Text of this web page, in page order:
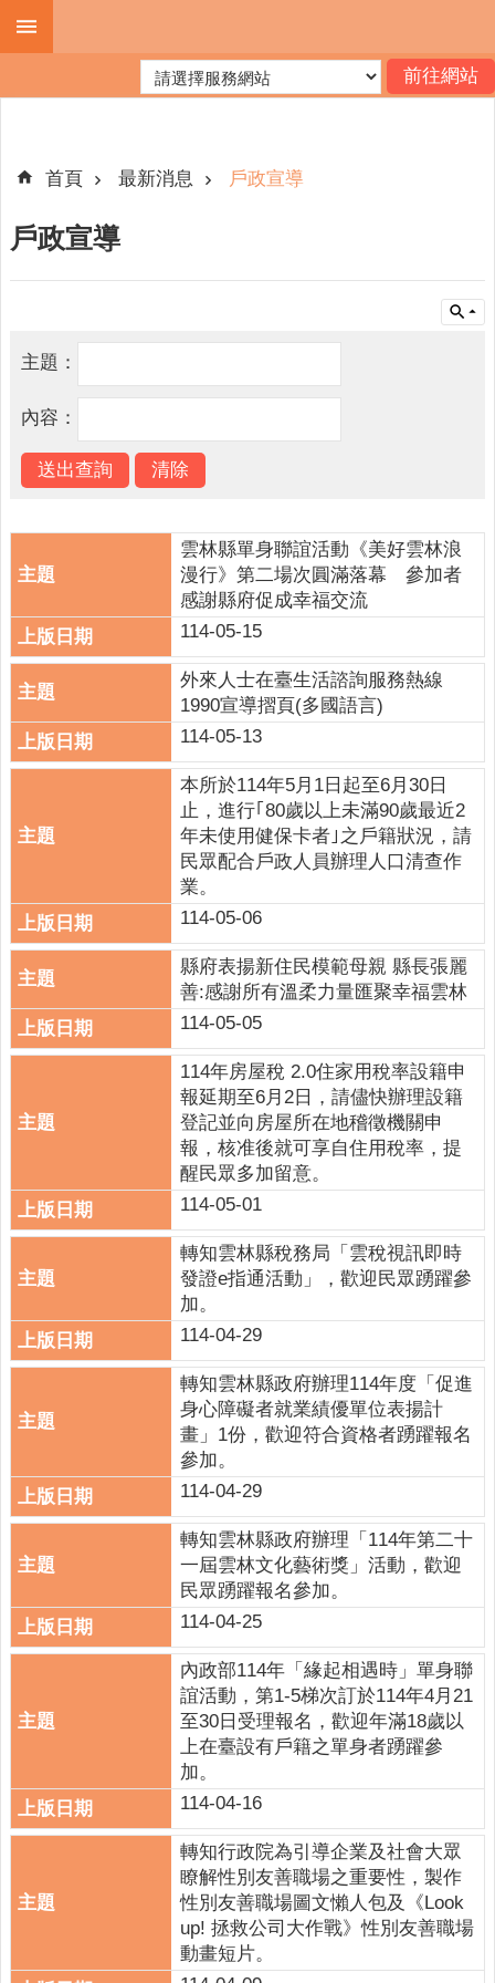
跳到主要內容區塊
階
關
便
服
務
計
最
新
消
息
公
開
專
區
民
意
交
流
關
網
導
檢
索
詢
關
連
林
縣
入
訊
網
私
護
首頁 最新消息 戶政宣導
戶政宣導
主題：
內容：
雲林縣單身聯誼活動《美好雲林浪
漫行》第二場次圓滿落幕 參加者
感謝縣府促成幸福交流
114-05-15
外來人士在臺生活諮詢服務熱線
1990宣導摺頁(多國語言)
114-05-13
本所於114年5月1日起至6月30日
止，進行｢80歲以上未滿90歲最近2
年未使用健保卡者｣之戶籍狀況，請
民眾配合戶政人員辦理人口清查作
業。
114-05-06
縣府表揚新住民模範母親 縣長張麗
善:感謝所有溫柔力量匯聚幸福雲林
114-05-05
114年房屋稅 2.0住家用稅率設籍申
報延期至6月2日，請儘快辦理設籍
登記並向房屋所在地稽徵機關申
報，核准後就可享自住用稅率，提
醒民眾多加留意。
114-05-01
轉知雲林縣稅務局「雲稅視訊即時
發證e指通活動」，歡迎民眾踴躍參
加。
114-04-29
轉知雲林縣政府辦理114年度「促進
身心障礙者就業績優單位表揚計
畫」1份，歡迎符合資格者踴躍報名
參加。
114-04-29
轉知雲林縣政府辦理「114年第二十
一屆雲林文化藝術獎」活動，歡迎
民眾踴躍報名參加。
114-04-25
內政部114年「緣起相遇時」單身聯
誼活動，第1-5梯次訂於114年4月21
至30日受理報名，歡迎年滿18歲以
上在臺設有戶籍之單身者踴躍參
加。
114-04-16
轉知行政院為引導企業及社會大眾
瞭解性別友善職場之重要性，製作
性別友善職場圖文懶人包及《Look
up! 拯救公司大作戰》性別友善職場
動畫短片。